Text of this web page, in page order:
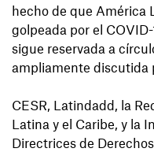
hecho de que América
golpeada por el
sigue reservada a
ampliamente discutida
CESR, Latindadd, la
Latina y el Caribe, y la
Directrices de